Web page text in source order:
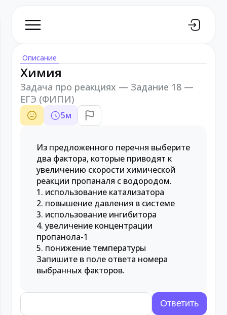
Описание
Химия
Задача про реакциях — Задание 18 —
ЕГЭ (ФИПИ)
5м
Из предложенного перечня выберите
два фактора, которые приводят к
увеличению скорости химической
реакции пропаналя с водородом.
1. использование катализатора
2. повышение давления в системе
3. использование ингибитора
4. увеличение концентрации
пропанола-1
5. понижение температуры
Запишите в поле ответа номера
выбранных факторов.